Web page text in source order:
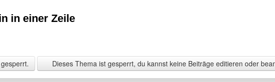
in einer Zeile
Dieses Thema ist gesperrt, du kannst keine Beiträge editieren oder